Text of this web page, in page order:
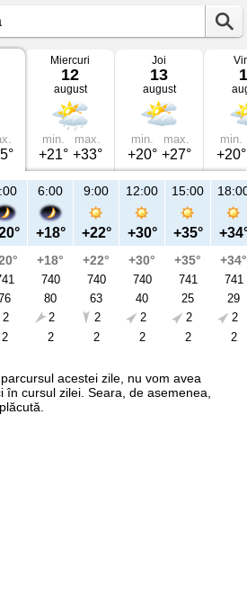
Miercuri
12
august
min.
+21°
max.
+33°
Joi
13
august
min.
+20°
max.
+27°
min.
+20°
2
2
6:00
+18°
+18°
740
80
2
2
9:00
+22°
+22°
740
63
2
2
12:00
+30°
+30°
740
40
2
2
15:00
+35°
+35°
741
25
2
2
+34°
741
29
2
2
acestei zile, nu vom avea
în cursul zilei. Seara, de asemenea,